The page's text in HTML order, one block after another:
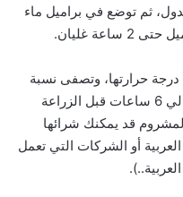
ثم توضع في براميل ماء
درجة حرارتها، وتصفى نسبة
كبيرة من الماء الزائد ويمكن تركها حوالي 6 ساعات قبل الزراعة
المشروم قد يمكنك شرائها
أو الشركات التي تعمل